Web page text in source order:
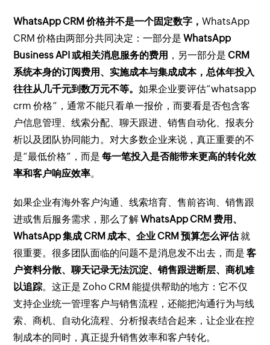
WhatsApp CRM 价格并不是一个固定数字，WhatsApp
CRM 价格由两部分共同决定：一部分是WhatsApp
Business API 或相关消息服务的费用 ，另一部分是 CRM
系统本身的订阅费用、实施成本与集成成本，总体年投入
往往从几千元到数万元不等。如果企业要评估“whatsapp
crm 价格”，通常不能只看单一报价，而要看是否包含客
户信息管理、线索分配、聊天跟进、销售自动化、报表分
析以及团队协同能力。对大多数企业来说，真正重要的不
是“最低价格”，而是每一笔投入是否能带来更高的转化效
率和客户响应效率。
如果企业有海外客户沟通、线索培育、售前咨询、销售跟
进或售后服务需求，那么了解WhatsApp CRM 费用、
WhatsApp 集成 CRM 成本、企业 CRM 预算怎么评估就
很重要。很多团队面临的问题不是消息发不出去，而是客
户资料分散、聊天记录无法沉淀、销售跟进断层、商机难
以追踪。这正是 Zoho CRM 能提供帮助的地方：它不仅
支持企业统一管理客户与销售流程，还能把沟通行为与线
索、商机、自动化流程、分析报表结合起来，让企业在控
制成本的同时，真正提升销售效率和客户转化。